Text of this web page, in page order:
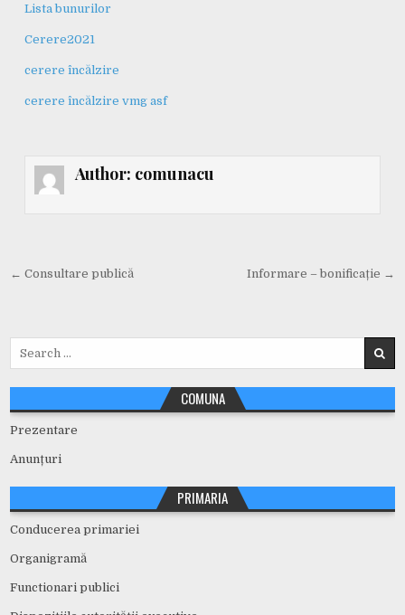
Lista bunurilor
Cerere2021
cerere încălzire
cerere încălzire vmg asf
Author: comunacu
Navigare
← Consultare publică Informare – bonificație →
COMUNA
Prezentare
Anunțuri
PRIMARIA
Conducerea primariei
Organigramă
Functionari publici